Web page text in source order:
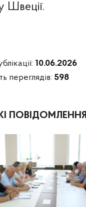
Швеції.
10.06.2026
переглядів: 598
ПОВІДОМЛЕННЯ